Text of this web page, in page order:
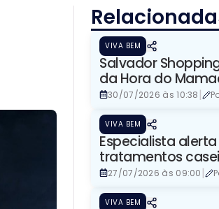
VIVA BEM
Salvador
da Hora do
30/07/2026 às 10:38 |
VIVA BEM
Especialista
tratamentos
27/07/2026 às 09:00 |
VIVA BEM